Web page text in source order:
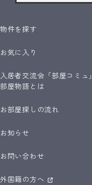
物件を探す
お気に入り
入居者交流会「部屋コミュ」
部屋物語とは
お部屋探しの流れ
お知らせ
お問い合わせ
外国籍の方へ